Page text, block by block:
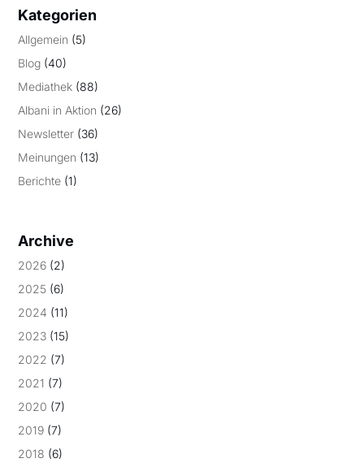
Kategorien
Allgemein (5)
Blog (40)
Mediathek (88)
Albani in Aktion (26)
Newsletter (36)
Meinungen (13)
Berichte (1)
Archive
2026 (2)
2025 (6)
2024 (11)
2023 (15)
2022 (7)
2021 (7)
2020 (7)
2019 (7)
2018 (6)